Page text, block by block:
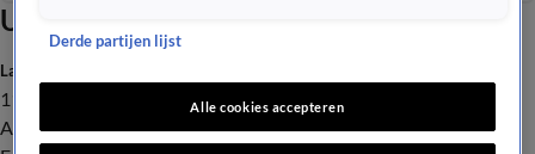
Uitzendingen
Laatste nieuws
112
Advies & Tips
Derde partijen lijst
Alle cookies accepteren